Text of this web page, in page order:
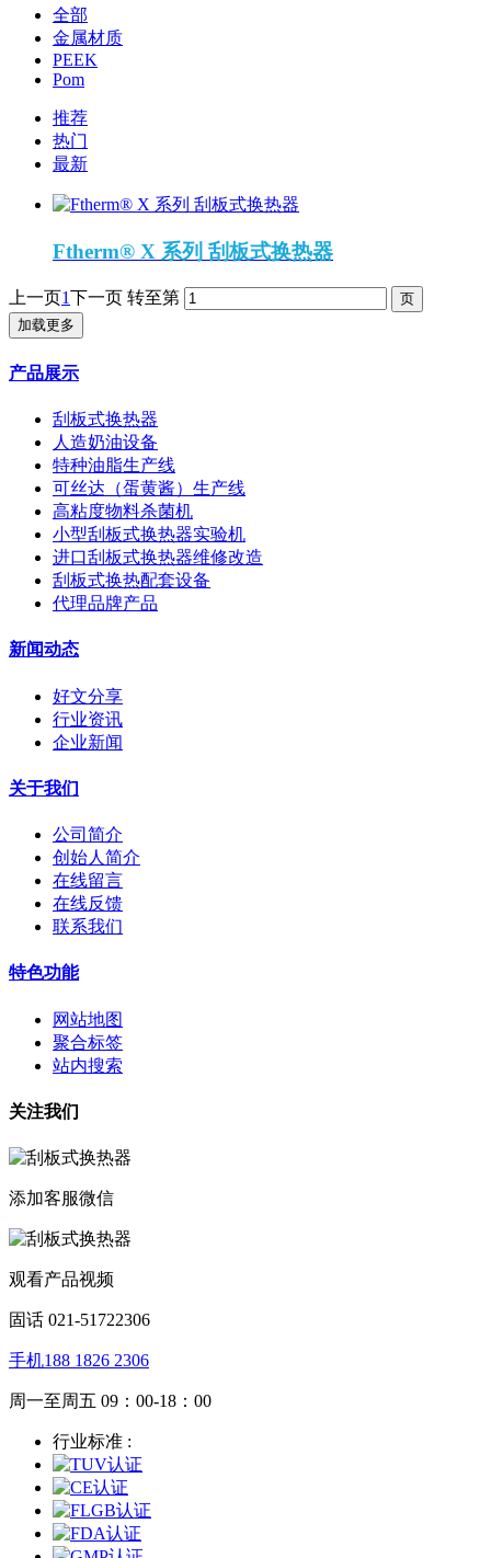
全部
金属材质
PEEK
Pom
推荐
热门
最新
Ftherm® X 系列 刮板式换热器
上一页1下一页 转至第
加载更多
产品展示
刮板式换热器
人造奶油设备
特种油脂生产线
可丝达（蛋黄酱）生产线
高粘度物料杀菌机
小型刮板式换热器实验机
进口刮板式换热器维修改造
刮板式换热配套设备
代理品牌产品
新闻动态
好文分享
行业资讯
企业新闻
关于我们
公司简介
创始人简介
在线留言
在线反馈
联系我们
特色功能
网站地图
聚合标签
站内搜索
关注我们
添加客服微信
观看产品视频
固话 021-51722306
手机188 1826 2306
周一至周五 09：00-18：00
行业标准 :